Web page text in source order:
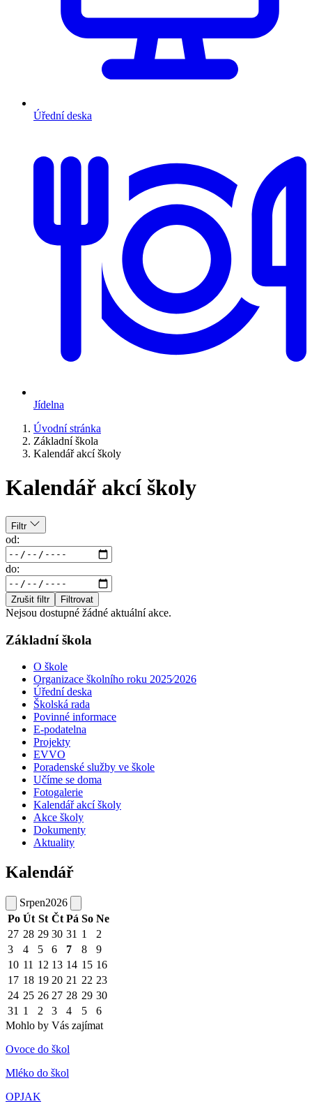
Úřední deska
Jídelna
Úvodní stránka
Základní škola
Kalendář akcí školy
Kalendář akcí školy
Filtr
od:
do:
Zrušit filtr Filtrovat
Nejsou dostupné žádné aktuální akce.
Základní škola
O škole
Organizace školního roku 2025⁄2026
Úřední deska
Školská rada
Povinné informace
E-podatelna
Projekty
EVVO
Poradenské služby ve škole
Učíme se doma
Fotogalerie
Kalendář akcí školy
Akce školy
Dokumenty
Aktuality
Kalendář
Srpen2026
Po Út St Čt Pá So Ne
27 28 29 30 31 1
2
3
4 5 6 7 8
9
10 11 12 13 14 15 16
17 18 19 20 21 22 23
24 25 26 27 28 29 30
31 1 2 3 4 5
6
Mohlo by Vás zajímat
Ovoce do škol
Mléko do škol
OPJAK